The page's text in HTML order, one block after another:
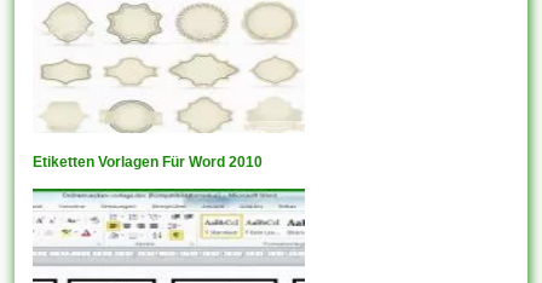
Etiketten Vorlagen Für Word 2010